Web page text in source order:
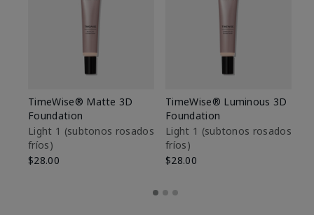
TimeWise® Matte 3D
Foundation
Light 1​ (subtonos rosados
fríos)
$28.00
TimeWise® Luminous 3D
Foundation
Light 1​ (subtonos rosados
fríos)
$28.00